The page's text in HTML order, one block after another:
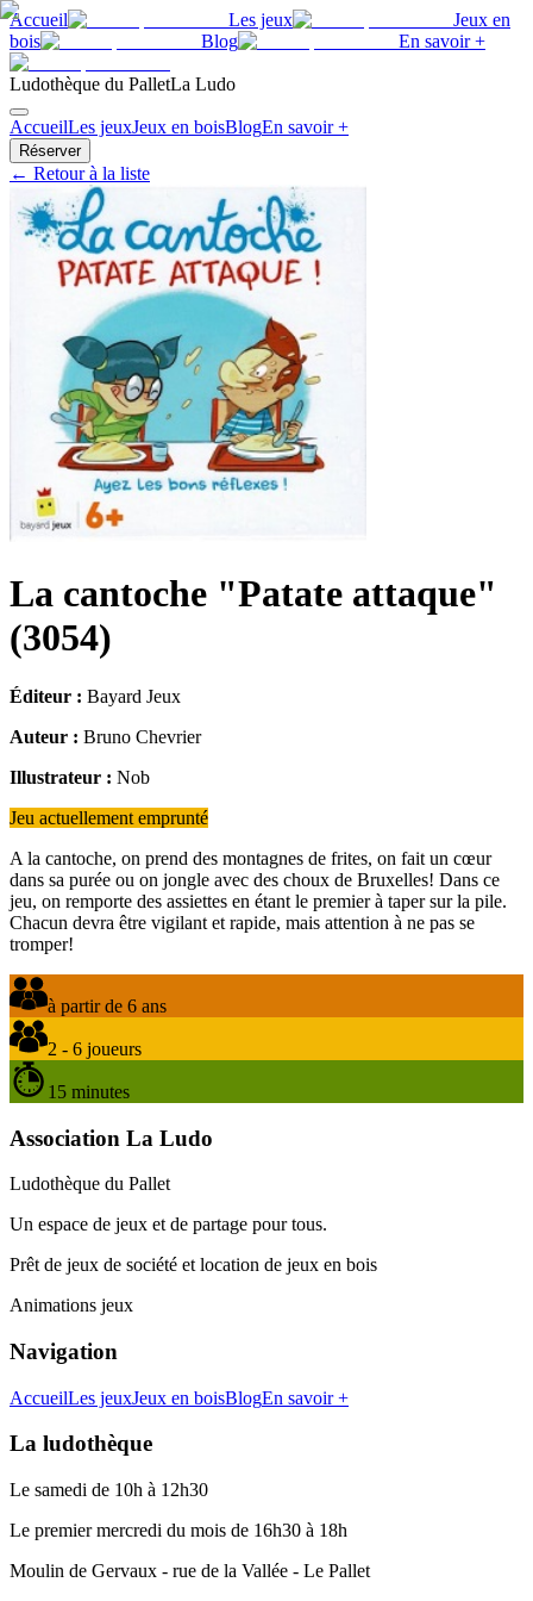
Accueil Les jeux
Jeux en
bois
Blog En savoir +
Ludothèque du PalletLa Ludo
AccueilLes jeuxJeux en boisBlogEn savoir +
Réserver
← Retour à la liste
La cantoche "Patate attaque"
(3054)
Éditeur : Bayard Jeux
Auteur : Bruno Chevrier
Illustrateur : Nob
Jeu actuellement emprunté
A la cantoche, on prend des montagnes de frites, on fait un cœur
dans sa purée ou on jongle avec des choux de Bruxelles! Dans ce
jeu, on remporte des assiettes en étant le premier à taper sur la pile.
Chacun devra être vigilant et rapide, mais attention à ne pas se
tromper!
à partir de 6 ans
2 - 6 joueurs
15 minutes
Association La Ludo
Ludothèque du Pallet
Un espace de jeux et de partage pour tous.
Prêt de jeux de société et location de jeux en bois
Animations jeux
Navigation
AccueilLes jeuxJeux en boisBlogEn savoir +
La ludothèque
Le samedi de 10h à 12h30
Le premier mercredi du mois de 16h30 à 18h
Moulin de Gervaux - rue de la Vallée - Le Pallet